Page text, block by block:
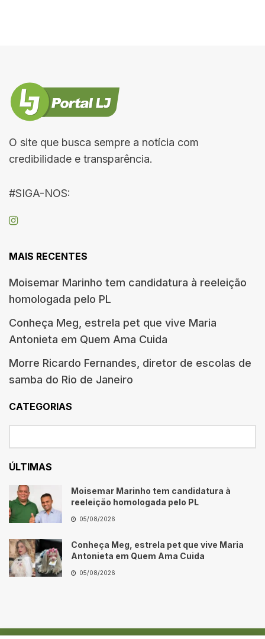
O site que busca sempre a notícia com
credibilidade e transparência.
#SIGA-NOS:
MAIS RECENTES
Moisemar Marinho tem candidatura à reeleição
homologada pelo PL
Conheça Meg, estrela pet que vive Maria
Antonieta em Quem Ama Cuida
Morre Ricardo Fernandes, diretor de escolas de
samba do Rio de Janeiro
CATEGORIAS
ÚLTIMAS
Moisemar Marinho tem candidatura à
reeleição homologada pelo PL
05/08/2026
Conheça Meg, estrela pet que vive Maria
Antonieta em Quem Ama Cuida
05/08/2026